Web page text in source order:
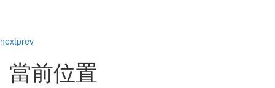
nextprev
當前位置